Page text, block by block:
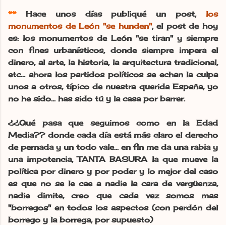
**Hace unos días publiqué un post, los
monumentos de León "se hunden", el post de hoy
es: los monumentos de León "se tiran" y siempre
con fines urbanísticos, donde siempre impera el
dinero, al arte, la historia, la arquitectura tradicional,
etc... ahora los partidos políticos se echan la culpa
unos a otros, típico de nuestra querida España, yo
no he sido... has sido tú y la casa por barrer.
¿¿Qué pasa que seguimos como en la Edad
Media?? donde cada día está más claro el derecho
de pernada y un todo vale... en fin me da una rabia y
una impotencia, TANTA BASURA la que mueve la
política por dinero y por poder y lo mejor del caso
es que no se le cae a nadie la cara de vergüenza,
nadie dimite, creo que cada vez somos mas
"borregos" en todos los aspectos (con perdón del
borrego y la borrega, por supuesto)